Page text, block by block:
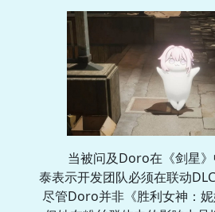
当被问及Doro在《剑星
泰表示开发团队必须在联动
尽管Doro并非《胜利女神：妮